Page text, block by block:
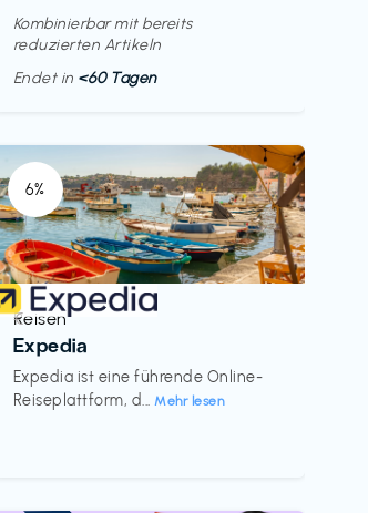
Kombinierbar mit bereits
reduzierten Artikeln
Endet in <60 Tagen
6%
Reisen
Expedia
Expedia ist eine führende Online-
Reiseplattform, d...Mehr lesen
€‎